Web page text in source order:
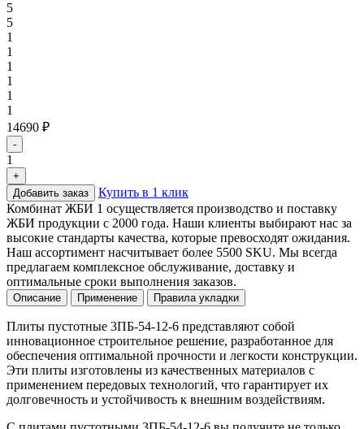
5
5
1
1
1
1
1
1
14690 ₽
-
1
+
Добавить заказ
Купить в 1 клик
Комбинат ЖБИ 1 осуществляется производство и поставку
ЖБИ продукции с 2000 года. Наши клиенты выбирают нас за
высокие стандарты качества, которые превосходят ожидания.
Наш ассортимент насчитывает более 5500 SKU. Мы всегда
предлагаем комплексное обслуживание, доставку и
оптимальные сроки выполнения заказов.
Описание Применение Правила укладки
Плиты пустотные 3ПБ-54-12-6 представляют собой
инновационное строительное решение, разработанное для
обеспечения оптимальной прочности и легкости конструкции.
Эти плиты изготовлены из качественных материалов с
применением передовых технологий, что гарантирует их
долговечность и устойчивость к внешним воздействиям.